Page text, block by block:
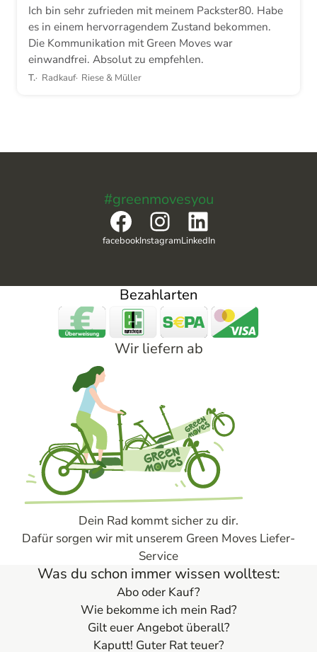
Ich bin sehr zufrieden mit meinem Packster80. Habe
es in einem hervorragendem Zustand bekommen.
Die Kommunikation mit Green Moves war
einwandfrei. Absolut zu empfehlen.
T. Radkauf Riese & Müller
#greenmovesyou
Facebook
facebook
Instagram
Instagram
LinkedIn
LinkedIn
Bezahlarten
Wir liefern ab
Dein Rad kommt sicher zu dir.
Dafür sorgen wir mit unserem Green Moves Liefer-
Service
Was du schon immer wissen wolltest:
Abo oder Kauf?
Wie bekomme ich mein Rad?
Gilt euer Angebot überall?
Kaputt! Guter Rat teuer?